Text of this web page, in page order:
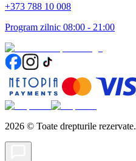
+373 788 10 008
Program zilnic 08:00 - 21:00
2026 © Toate drepturile rezervate.